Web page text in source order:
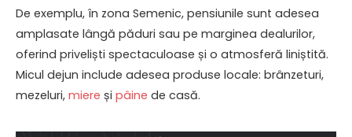
De exemplu, în zona Semenic, pensiunile sunt adesea
amplasate lângă păduri sau pe marginea dealurilor,
oferind priveliști spectaculoase și o atmosferă liniștită.
Micul dejun include adesea produse locale: brânzeturi,
mezeluri, miere și pâine de casă.